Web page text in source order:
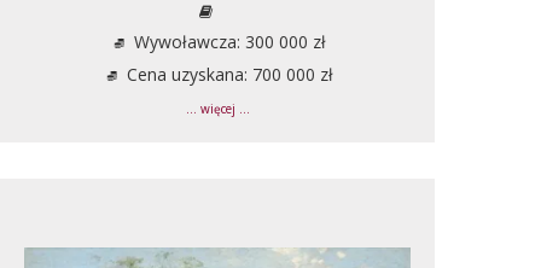
Wywoławcza: 300 000 zł
Cena uzyskana: 700 000 zł
... więcej ...